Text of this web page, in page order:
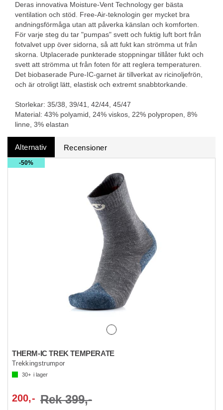
Deras innovativa Moisture-Vent Technology ger bästa
ventilation och stöd. Free-Air-teknologin ger mycket bra
andningsförmåga utan att påverka känslan och komforten.
För varje steg du tar "pumpas" svett och fuktig luft bort från
fotvalvet upp över sidorna, så att fukt kan strömma ut från
skorna. Utplacerade punkterade stoppningar tillåter fukt och
svett att strömma ut från foten för att reglera temperaturen.
Det biobaserade Pure-IC-garnet är tillverkat av ricinoljefrön,
och är otroligt lätt, elastisk och extremt snabbtorkande.
Storlekar: 35/38, 39/41, 42/44, 45/47
Material: 43% polyamid, 24% viskos, 22% polypropen, 8%
linne, 3% elastan
Alternativ Recensioner
50%
THERM-IC TREK TEMPERATE
Trekkingstrumpor
30+ i lager
200,- Rek 399,-